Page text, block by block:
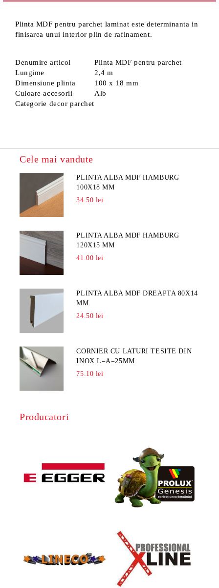
Noi vă vom contacta pentru finalizarea comenzii.
Plinta MDF pentru parchet laminat este determinanta in
finisarea unui interior plin de rafinament.
Denumire articol
Plinta MDF pentru parchet
Lungime
2,4 m
Dimensiune plinta
100 x 18 mm
Culoare accesorii
Alb
Categorie decor parchet
Cele mai vandute
PLINTA ALBA MDF HAMBURG
100X18 MM
34.50 lei
PLINTA ALBA MDF HAMBURG
120X15 MM
41.00 lei
PLINTA ALBA MDF DREAPTA 80X14
MM
24.50 lei
CORNIER CU LATURI TESITE DIN
INOX L=A=25MM
75.10 lei
Producatori